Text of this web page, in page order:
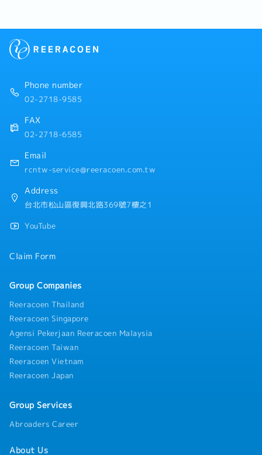
期限及履約狀況，並追蹤相關進度・協助辦理專利、商標
等智慧財產權之申請、更新及維護管理◎文件管理・制度
建置・建置、執行並持續優化公司內部文件管理制度・負
更新、有效期限確認及作廢流程，並協助改善文件管理流
程
・年終獎金年2回（上半期・下半期）
・三節禮金／禮品
・定期年度一次海外員工聚會交流
・語言津貼（N1：4000元、N2：2000元）
・入職年資累積4年享5個工作天之連續休假（可拆休）
Phone number
02-2718-9585
FAX
02-2718-6585
Email
rcntw-service@reeracoen.com.tw
Address
台北市松山區復興北路369號7樓之1
YouTube
Claim Form
Group Companies
Reeracoen Thailand
Reeracoen Singapore
Agensi Pekerjaan Reeracoen Malaysia
Reeracoen Taiwan
Reeracoen Vietnam
Reeracoen Japan
Group Services
Abroaders Career
About Us